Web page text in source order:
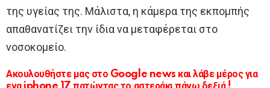
της υγείας της. Μάλιστα, η κάμερα της εκπομπής
απαθανατίζει την ίδια να μεταφέρεται στο
νοσοκομείο.
Ακουλουθήστε μας στο Google news και λάβε μέρος για